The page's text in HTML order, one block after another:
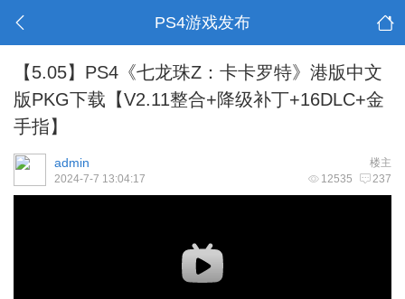
PS4游戏发布
【5.05】PS4《七龙珠Z：卡卡罗特》港版中文
版PKG下载【V2.11整合+降级补丁+16DLC+金
手指】
楼主
admin
12535 237
2024-7-7 13:04:17